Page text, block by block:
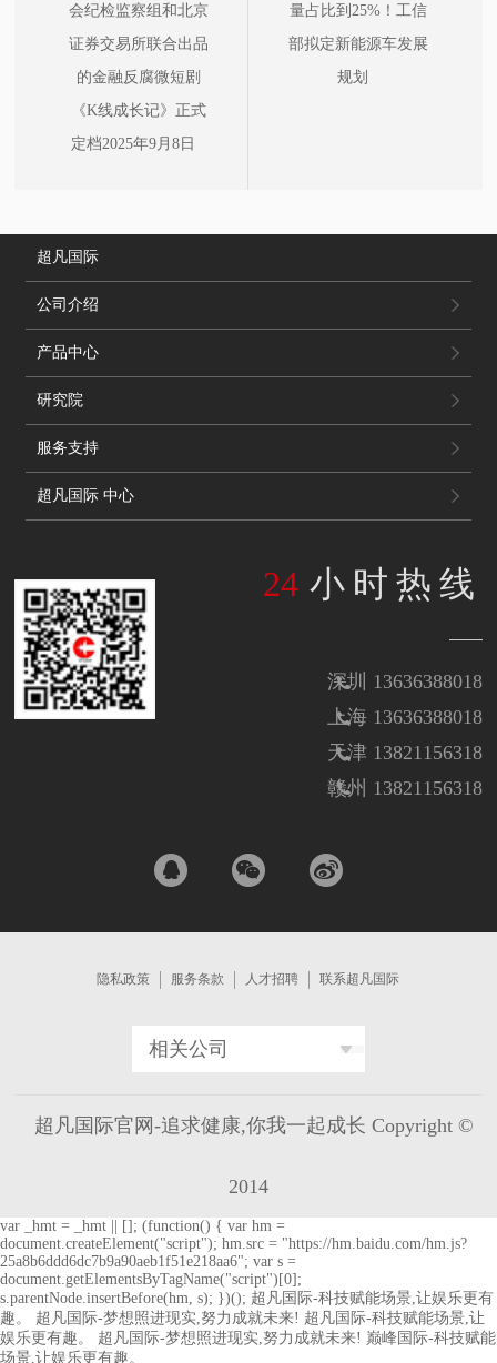
会纪检监察组和北京
证券交易所联合出品
的金融反腐微短剧
《K线成长记》正式
定档2025年9月8日
量占比到25%！工信
部拟定新能源车发展
规划
超凡国际
公司介绍
产品中心
研究院
服务支持
超凡国际 中心
24 小时热线
深圳 13636388018
上海 13636388018
天津 13821156318
赣州 13821156318
隐私政策 服务条款 人才招聘 联系超凡国际
相关公司
超凡国际官网-追求健康,你我一起成长 Copyright ©
2014
var _hmt = _hmt || []; (function() { var hm =
document.createElement("script"); hm.src = "https://hm.baidu.com/hm.js?
25a8b6ddd6dc7b9a90aeb1f51e218aa6"; var s =
document.getElementsByTagName("script")[0];
s.parentNode.insertBefore(hm, s); })(); 超凡国际-科技赋能场景,让娱乐更有
趣。
超凡国际-梦想照进现实,努力成就未来! 超凡国际-科技赋能场景,让
娱乐更有趣。
超凡国际-梦想照进现实,努力成就未来! 巅峰国际-科技赋能
场景,让娱乐更有趣。